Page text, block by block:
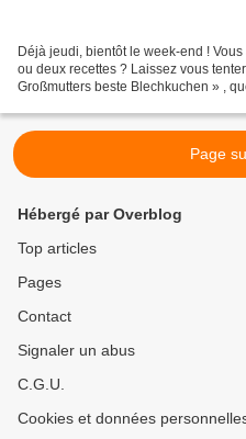
Déjà jeudi, bientôt le week-end !
ou deux recettes ? Laissez vous
Großmutters beste Blechkuchen » ,
Page
Hébergé par Overblog
Top articles
Pages
Contact
Signaler un abus
C.G.U.
Cookies et données